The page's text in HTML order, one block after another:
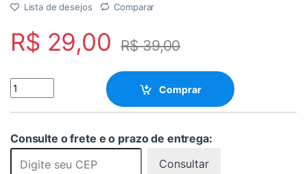
Lista de desejos Comparar
R$ 29,00 R$39,00
Adaptador Audio bluetooth USB quantity
Comprar
Consulte o frete e o prazo de entrega:
Consultar